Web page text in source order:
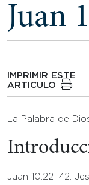
Juan
IMPRIMIR ESTE
ARTICULO
La Palabra de
Juan 10:22–42: